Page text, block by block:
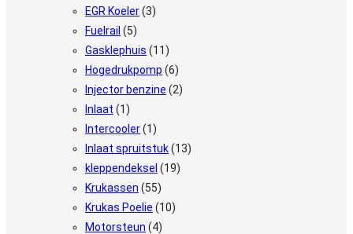
EGR Koeler(3)
Fuelrail (5)
Gasklephuis (11)
Hogedrukpomp (6)
Injector benzine (2)
Inlaat (1)
Intercooler(1)
Inlaat spruitstuk(13)
kleppendeksel (19)
Krukassen (55)
Krukas Poelie (10)
Motorsteun (4)